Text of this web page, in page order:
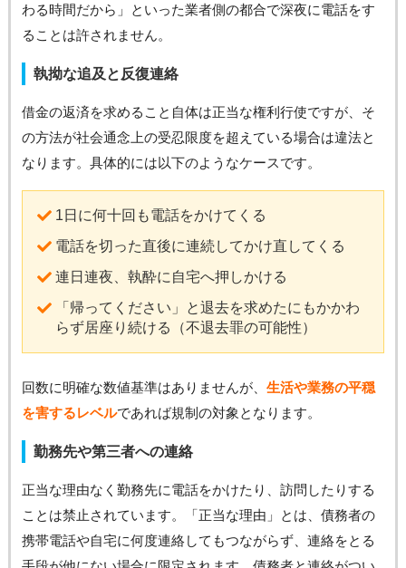
わる時間だから」といった業者側の都合で深夜に電話をす
ることは許されません。
執拗な追及と反復連絡
借金の返済を求めること自体は正当な権利行使ですが、そ
の方法が社会通念上の受忍限度を超えている場合は違法と
なります。具体的には以下のようなケースです。
1日に何十回も電話をかけてくる
電話を切った直後に連続してかけ直してくる
連日連夜、執酔に自宅へ押しかける
「帰ってください」と退去を求めたにもかかわ
らず居座り続ける（不退去罪の可能性）
回数に明確な数値基準はありませんが、 生活や業務の平穏
を害するレベルであれば規制の対象となります。
勤務先や第三者への連絡
正当な理由なく勤務先に電話をかけたり、訪問したりする
ことは禁止されています。「正当な理由」とは、債務者の
携帯電話や自宅に何度連絡してもつながらず、連絡をとる